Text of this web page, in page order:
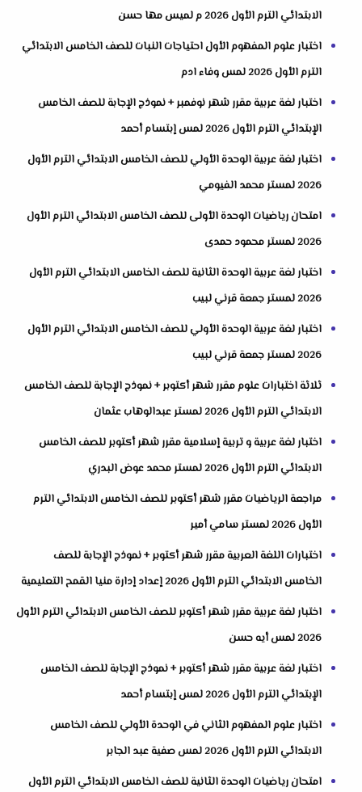
الابتدائي الترم الأول 2026 م لميس مها حسن
اختبار علوم المفهوم الأول احتياجات النبات للصف الخامس الابتدائي
الترم الأول 2026 لمس وفاء ادم
اختبار لغة عربية مقرر شهر نوفمبر + نموذج الإجابة للصف الخامس
الإبتدائي الترم الأول 2026 لمس إبتسام أحمد
اختبار لغة عربية الوحدة الأولي للصف الخامس الابتدائي الترم الأول
2026 لمستر محمد الفيومي
امتحان رياضيات الوحدة الأولى للصف الخامس الابتدائي الترم الأول
2026 لمستر محمود حمدى
اختبار لغة عربية الوحدة الثانية للصف الخامس الابتدائي الترم الأول
2026 لمستر جمعة قرني لبيب
اختبار لغة عربية الوحدة الأولي للصف الخامس الابتدائي الترم الأول
2026 لمستر جمعة قرني لبيب
ثلاثة اختبارات علوم مقرر شهر أكتوبر + نموذج الإجابة للصف الخامس
الابتدائي الترم الأول 2026 لمستر عبدالوهاب عثمان
اختبار لغة عربية و تربية إسلامية مقرر شهر أكتوبر للصف الخامس
الابتدائي الترم الأول 2026 لمستر محمد عوض البدري
مراجعة الرياضيات مقرر شهر أكتوبر للصف الخامس الابتدائي الترم
الأول 2026 لمستر سامي أمير
اختبارات اللغة العربية مقرر شهر أكتوبر + نموذج الإجابة للصف
الخامس الابتدائي الترم الأول 2026 إعداد إدارة منيا القمح التعليمية
اختبار لغة عربية مقرر شهر أكتوبر للصف الخامس الابتدائي الترم الأول
2026 لمس أيه حسن
اختبار لغة عربية مقرر شهر أكتوبر + نموذج الإجابة للصف الخامس
الإبتدائي الترم الأول 2026 لمس إبتسام أحمد
اختبار علوم المفهوم الثاني في الوحدة الأولي للصف الخامس
الابتدائي الترم الأول 2026 لمس صفية عبد الجابر
امتحان رياضيات الوحدة الثانية للصف الخامس الابتدائي الترم الأول